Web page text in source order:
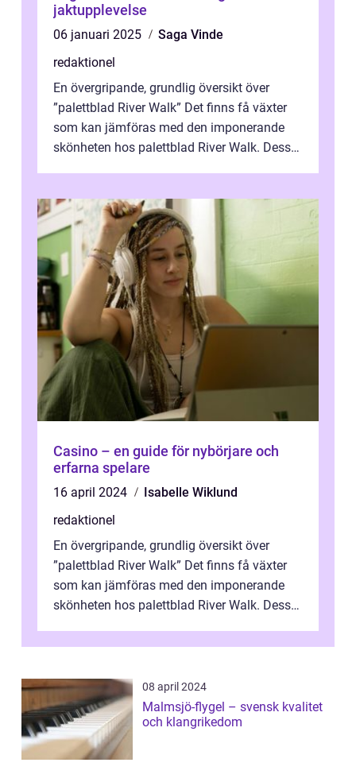
jaktupplevelse
06 januari 2025
Saga Vinde
redaktionel
En övergripande, grundlig översikt över
”palettblad River Walk” Det finns få växter
som kan jämföras med den imponerande
skönheten hos palettblad River Walk. Dess
Casino – en guide för nybörjare och
erfarna spelare
16 april 2024
Isabelle Wiklund
redaktionel
En övergripande, grundlig översikt över
”palettblad River Walk” Det finns få växter
som kan jämföras med den imponerande
skönheten hos palettblad River Walk. Dess
08 april 2024
Malmsjö-flygel – svensk kvalitet
och klangrikedom